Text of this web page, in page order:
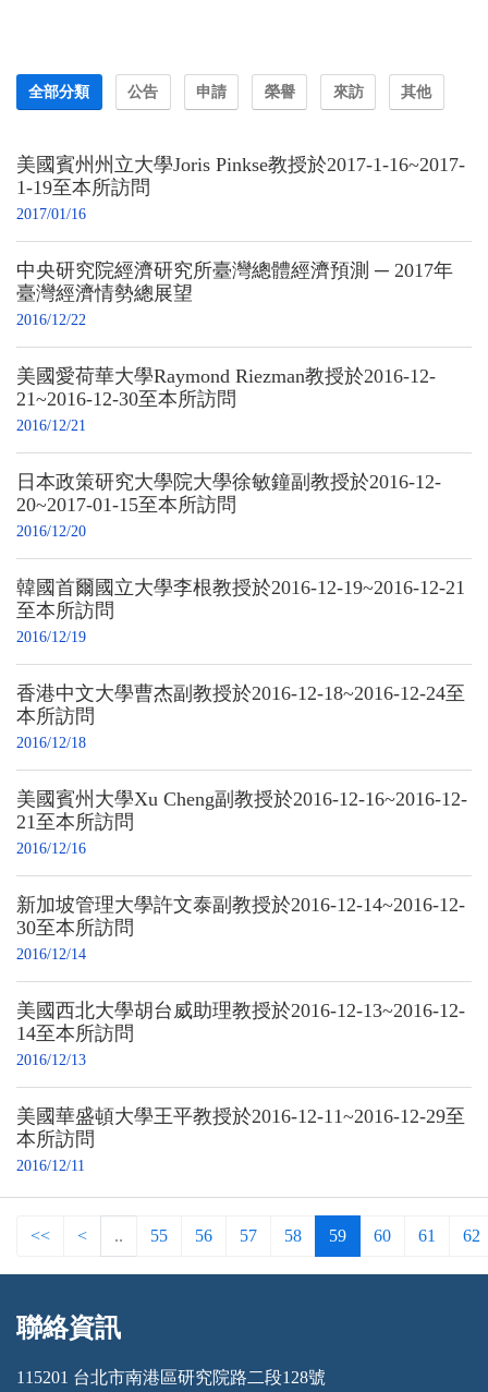
全部分類 公告 申請 榮譽 來訪 其他
美國賓州州立大學Joris Pinkse教授於2017-1-16~2017-
1-19至本所訪問
2017/01/16
中央研究院經濟研究所臺灣總體經濟預測 ─ 2017年
臺灣經濟情勢總展望
2016/12/22
美國愛荷華大學Raymond Riezman教授於2016-12-
21~2016-12-30至本所訪問
2016/12/21
日本政策研究大學院大學徐敏鐘副教授於2016-12-
20~2017-01-15至本所訪問
2016/12/20
韓國首爾國立大學李根教授於2016-12-19~2016-12-21
至本所訪問
2016/12/19
香港中文大學曹杰副教授於2016-12-18~2016-12-24至
本所訪問
2016/12/18
美國賓州大學Xu Cheng副教授於2016-12-16~2016-12-
21至本所訪問
2016/12/16
新加坡管理大學許文泰副教授於2016-12-14~2016-12-
30至本所訪問
2016/12/14
美國西北大學胡台威助理教授於2016-12-13~2016-12-
14至本所訪問
2016/12/13
美國華盛頓大學王平教授於2016-12-11~2016-12-29至
本所訪問
2016/12/11
<< < .. 55 56 57 58 59 60 61 62
:::
聯絡資訊
115201 台北市南港區研究院路二段128號